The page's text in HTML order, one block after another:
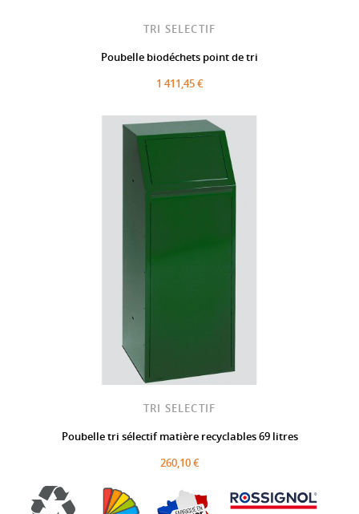
TRI SELECTIF
Poubelle biodéchets point de tri
1 411,45 €
TRI SELECTIF
Poubelle tri sélectif matière recyclables 69 litres
260,10 €